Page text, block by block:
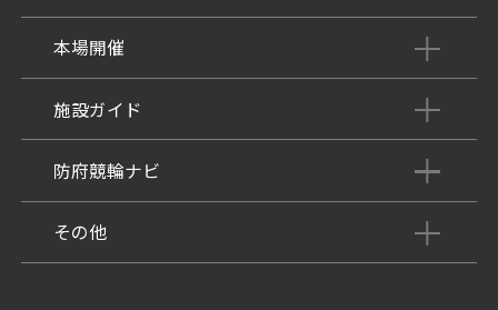
本場開催
開催展望記事
パンフレット
出場予定選手
出走表
施設ガイド
施設紹介
有料席
KEIRINパーク
防府競輪ナビ
車券の購入方法
その他